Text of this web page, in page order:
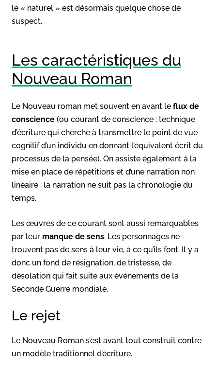
le « naturel » est désormais quelque chose de
suspect.
Les caractéristiques du
Nouveau Roman
Le Nouveau roman met souvent en avant le flux de
conscience (ou courant de conscience : technique
d’écriture qui cherche à transmettre le point de vue
cognitif d’un individu en donnant l’équivalent écrit du
processus de la pensée). On assiste également à la
mise en place de répétitions et d’une narration non
linéaire : la narration ne suit pas la chronologie du
temps.
Les œuvres de ce courant sont aussi remarquables
par leur manque de sens. Les personnages ne
trouvent pas de sens à leur vie, à ce qu’ils font. Il y a
donc un fond de résignation, de tristesse, de
désolation qui fait suite aux événements de la
Seconde Guerre mondiale.
Le rejet
Le Nouveau Roman s’est avant tout construit contre
un modèle traditionnel d’écriture.